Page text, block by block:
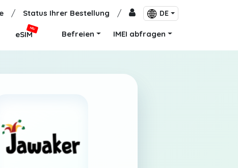
/ Status Ihrer Bestellung / DE
eSIM
NEU
Befreien IMEI abfragen